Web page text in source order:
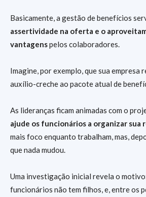
Basicamente, a gestão de benefícios
assertividade na oferta e o
vantagenspelos colaboradores.
Imagine, por exemplo, que sua empresa
auxílio-creche ao pacote atual de
As lideranças ficam animadas com o
ajude os funcionários a organizar sua
mais foco enquanto trabalham, mas,
que nada mudou.
Uma investigação inicial revela o
funcionários não tem filhos, e, entre os